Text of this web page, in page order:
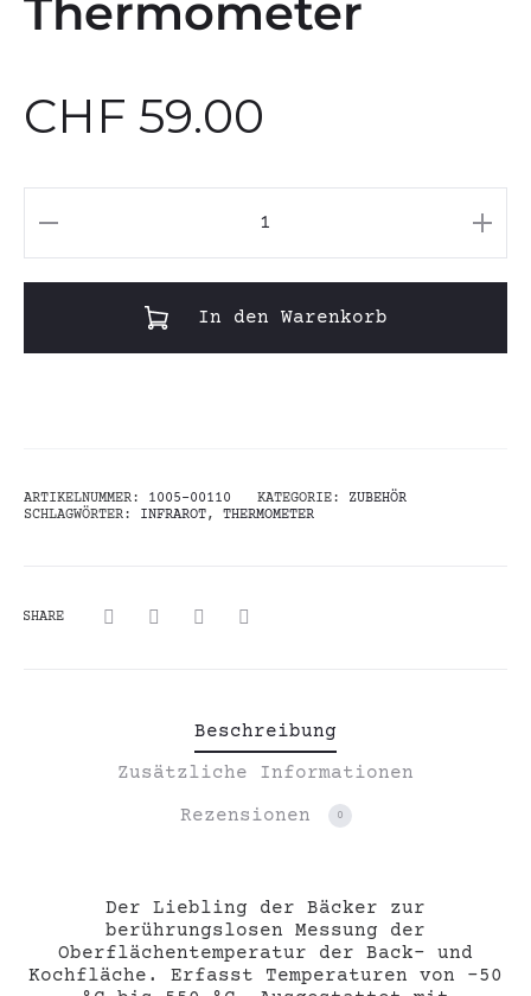
Thermometer
CHF 59.00
In den Warenkorb
ARTIKELNUMMER: 1005-00110 KATEGORIE: ZUBEHÖR
SCHLAGWÖRTER: INFRAROT, THERMOMETER
SHARE
Beschreibung
Zusätzliche Informationen
Rezensionen
0
Der Liebling der Bäcker zur
berührungslosen Messung der
Oberflächentemperatur der Back- und
Kochfläche. Erfasst Temperaturen von –50